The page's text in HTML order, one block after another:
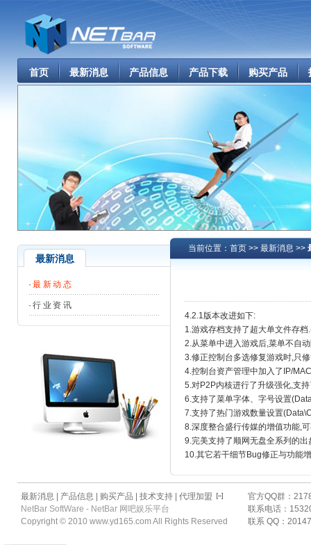
首页 最新消息 产品信息 产品下载 购买产品
最新消息
·最新动态
·行业资讯
当前位置： 首页 >> 最新消息 >>
4.2.1版本改进如下:
1.游戏存档支持了超大单文件存
2.从菜单中进入游戏后,菜单不自
3.修正控制台多选修复游戏时,只
4.控制台资产管理中加入了IP/
5.对P2P内核进行了升级强化,支
6.支持了菜单字体、字号设置
7.支持了热门游戏数量设置
8.深度整合盛行传媒的增值功能,
9.完美支持了顺网无盘全系列的
10.其它若干细节Bug修正与功能
最新消息 产品信息 购买产品 技术支持
代理加盟
NetBar SoftWare - NetBar 网吧娱乐平台
Copyright © 2010 www.yd165.comAll Rights Reserved
官方QQ群：
联系电话：
联系 QQ：